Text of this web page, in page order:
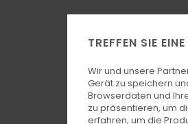
TREFFEN SIE
Wir und unsere
Gerät zu speichern
Browserdaten und
zu präsentieren, um
erfahren, um die